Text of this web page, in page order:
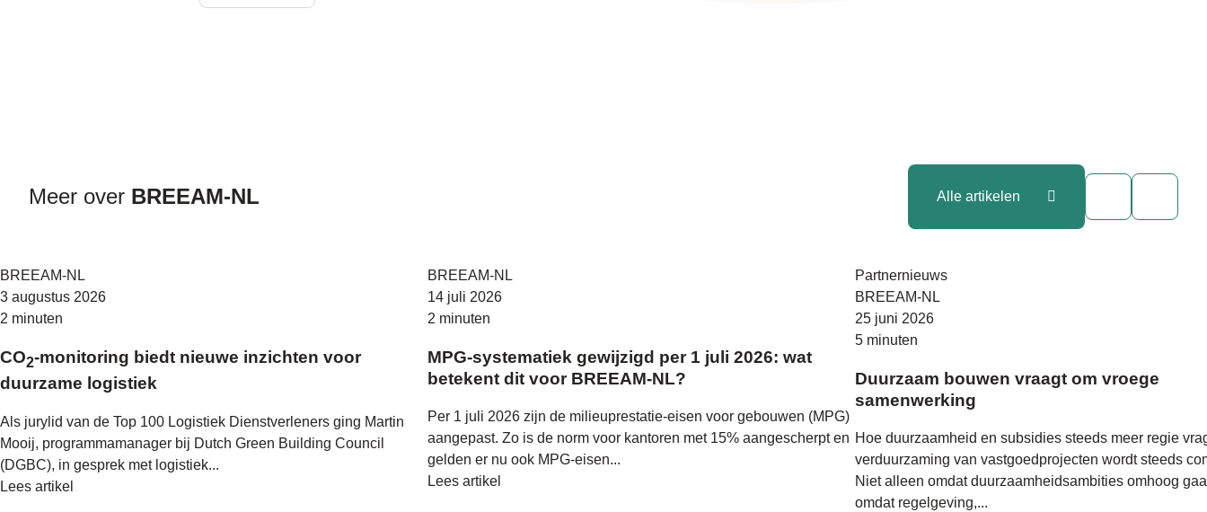
Meer over BREEAM-NL Alle artikelen
BREEAM-NL
3 augustus 2026
2 minuten
CO2-monitoring biedt nieuwe inzichten voor
duurzame logistiek
Als jurylid van de Top 100 Logistiek Dienstverleners ging Martin
Mooij, programmamanager bij Dutch Green Building Council
(DGBC), in gesprek met logistiek...
Lees artikel
BREEAM-NL
14 juli 2026
2 minuten
MPG-systematiek gewijzigd per 1 juli 2026: wat
betekent dit voor BREEAM-NL?
Per 1 juli 2026 zijn de milieuprestatie-eisen voor gebouwen (MPG)
aangepast. Zo is de norm voor kantoren met 15% aangescherpt en
gelden er nu ook MPG-eisen...
Lees artikel
Partnernieuws
BREEAM-NL
25 juni 2026
5 minuten
Duurzaam bouwen vraagt om vroege
samenwerking
Hoe duurzaamheid en subsidies steeds meer regie
verduurzaming van vastgoedprojecten wordt steeds
Niet alleen omdat duurzaamheidsambities omhoog
omdat regelgeving,...